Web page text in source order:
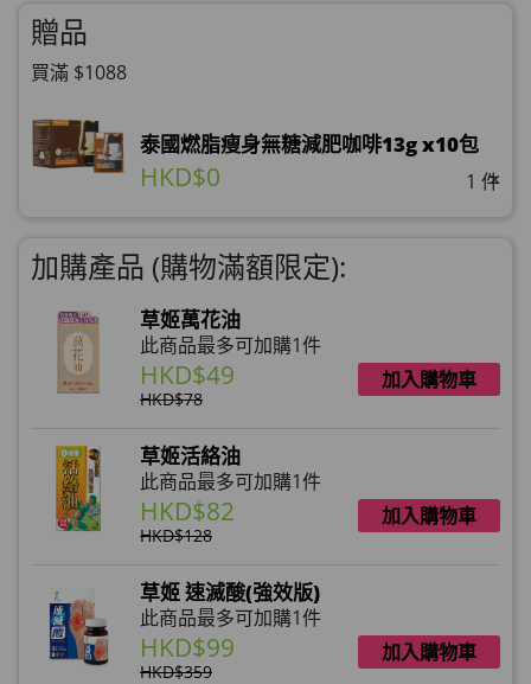
贈品
買滿 $1088
1 件
泰國燃脂瘦身無糖減肥咖啡13g x10包
HKD$0 ×
加購產品 (購物滿額限定):
草姬萬花油
此商品最多可加購1件
HKD$49
HKD$78
加入購物車
草姬活絡油
此商品最多可加購1件
HKD$82
HKD$128
加入購物車
草姬 速滅酸(強效版)
此商品最多可加購1件
HKD$99
HKD$359
加入購物車